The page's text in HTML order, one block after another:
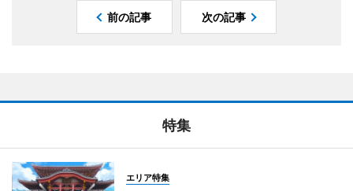
前の記事 次の記事
特集
エリア特集